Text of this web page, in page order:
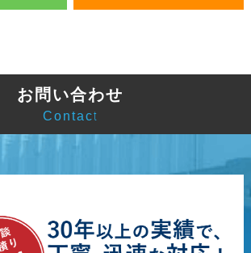
お問い合わせ
Contact